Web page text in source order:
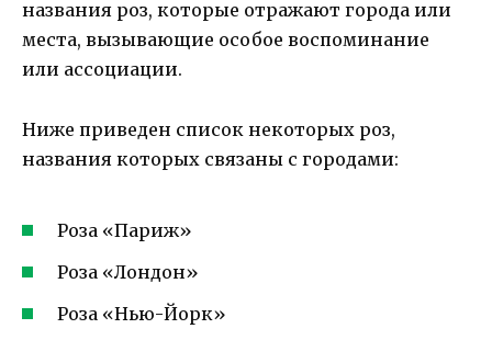
названия роз, которые отражают города или
места, вызывающие особое воспоминание
или ассоциации.
Ниже приведен список некоторых роз,
названия которых связаны с городами:
Роза «Париж»
Роза «Лондон»
Роза «Нью-Йорк»